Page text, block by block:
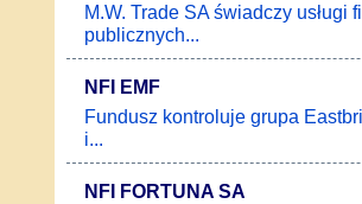
M.W. Trade SA świadczy
publicznych...
NFI EMF
Fundusz kontroluje grupa
i...
NFI FORTUNA SA